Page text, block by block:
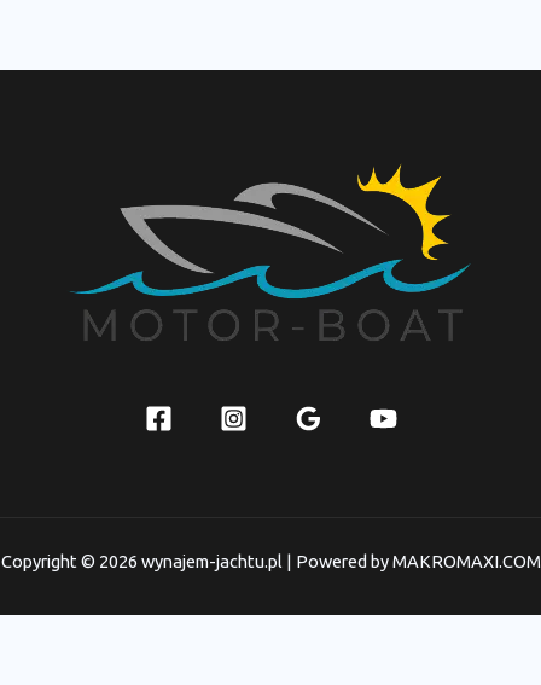
Copyright © 2026 wynajem-jachtu.pl | Powered by MAKROMAXI.COM